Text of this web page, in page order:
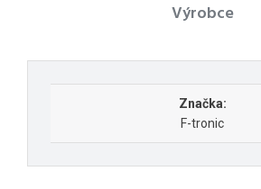
Výrobce
Značka:
F-tronic